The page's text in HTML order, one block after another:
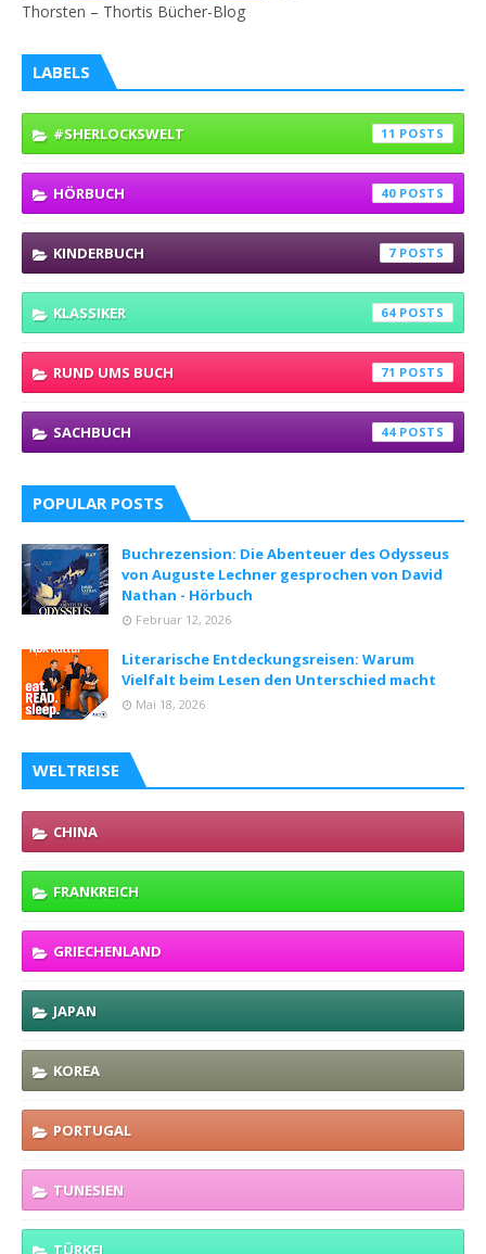
Thorsten – Thortis Bücher-Blog
LABELS
#SHERLOCKSWELT 11
HÖRBUCH 40
KINDERBUCH 7
KLASSIKER 64
RUND UMS BUCH 71
SACHBUCH 44
POPULAR POSTS
Buchrezension: Die Abenteuer des Odysseus
von Auguste Lechner gesprochen von David
Nathan - Hörbuch
Februar 12, 2026
Literarische Entdeckungsreisen: Warum
Vielfalt beim Lesen den Unterschied macht
Mai 18, 2026
WELTREISE
CHINA
FRANKREICH
GRIECHENLAND
JAPAN
KOREA
PORTUGAL
TUNESIEN
TÜRKEI